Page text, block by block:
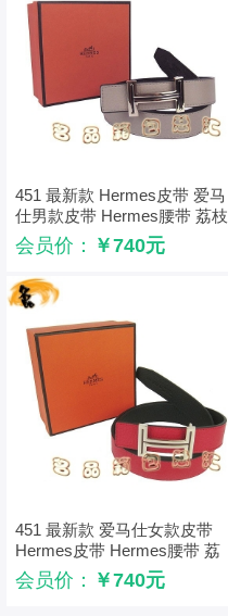
451 最新款 Hermes皮带 爱马
仕男款皮带 Hermes腰带 荔枝
纹灰配黑 浅金配黑扣3cm
会员价： ￥740元
451 最新款 爱马仕女款皮带
Hermes皮带 Hermes腰带 荔
枝纹红配黑 浅金配啡扣3cm
会员价： ￥740元